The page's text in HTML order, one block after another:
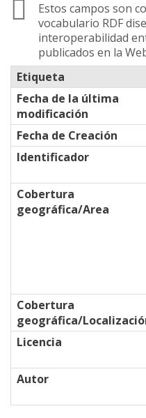
Estos campos son
vocabulario RDF
interoperabilidad
publicados en la
Etiqueta
Fecha de la última
modificación
Fecha de Creación
Identificador
Cobertura
geográfica/Area
Cobertura
geográfica/
Licencia
Autor